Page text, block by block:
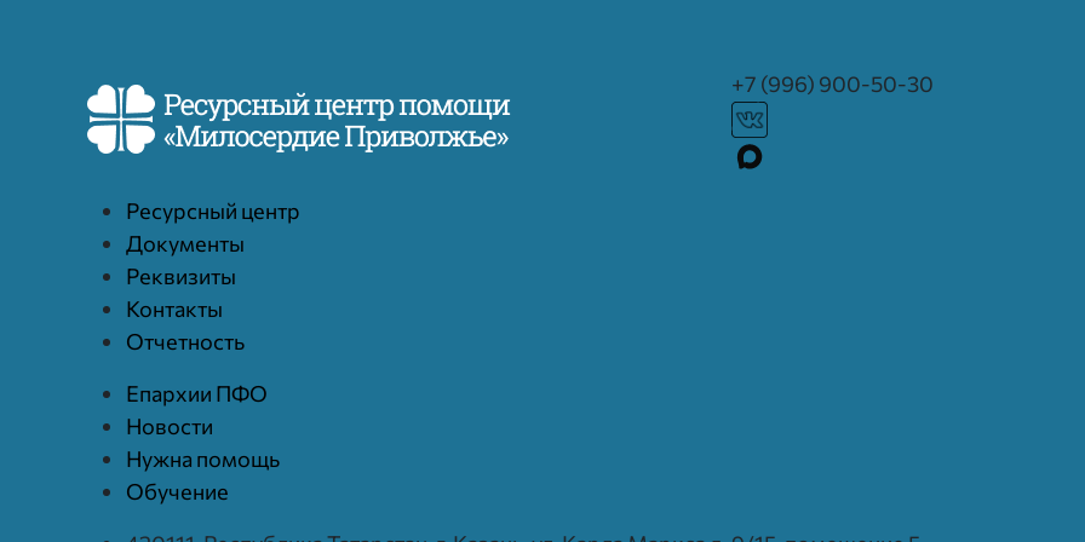
+7 (996) 900-50-30
Ресурcный центр
Документы
Реквизиты
Контакты
Отчетность
Епархии ПФО
Новости
Нужна помощь
Обучение